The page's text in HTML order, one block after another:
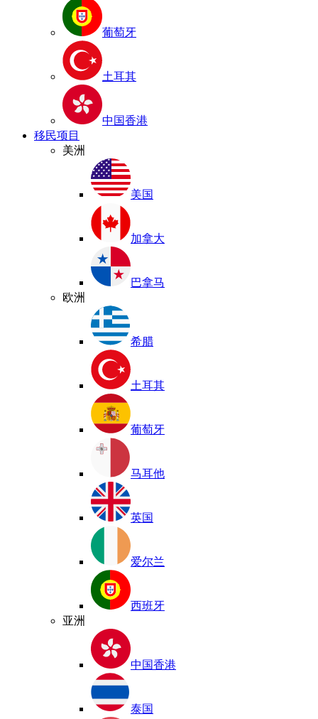
葡萄牙
土耳其
中国香港
移民项目
美洲
美国
加拿大
巴拿马
欧洲
希腊
土耳其
葡萄牙
马耳他
英国
爱尔兰
西班牙
亚洲
中国香港
泰国